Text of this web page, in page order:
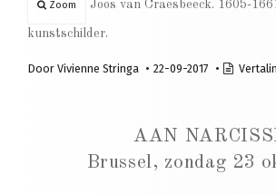
Zoom Joos van Craesbeeck. 1605-
kunstschilder.
Door Vivienne Stringa 22-09-2017
AAN
Brussel, zondag 23